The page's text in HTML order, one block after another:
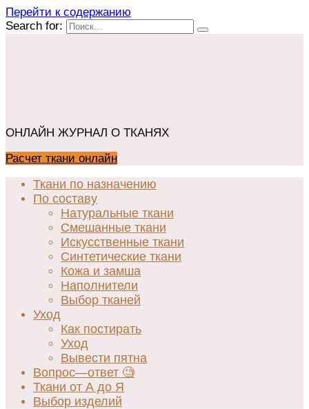
Перейти к содержанию
Search for:
ОНЛАЙН ЖУРНАЛ О ТКАНЯХ
Расчет ткани онлайн
Ткани по назначению
По составу
Натуральные ткани
Смешанные ткани
Искусственные ткани
Синтетические ткани
Кожа и замша
Наполнители
Выбор тканей
Уход
Как постирать
Уход
Вывести пятна
Вопрос—ответ 🧐
Ткани от А до Я
Выбор изделий